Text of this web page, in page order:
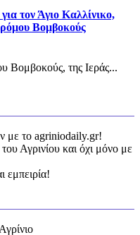
τον Άγιο Καλλίνικο,
Βομβοκούς
Βομβοκούς, της Ιεράς...
με το agriniodaily.gr!
Αγρινίου και όχι μόνο με
εμπειρία!